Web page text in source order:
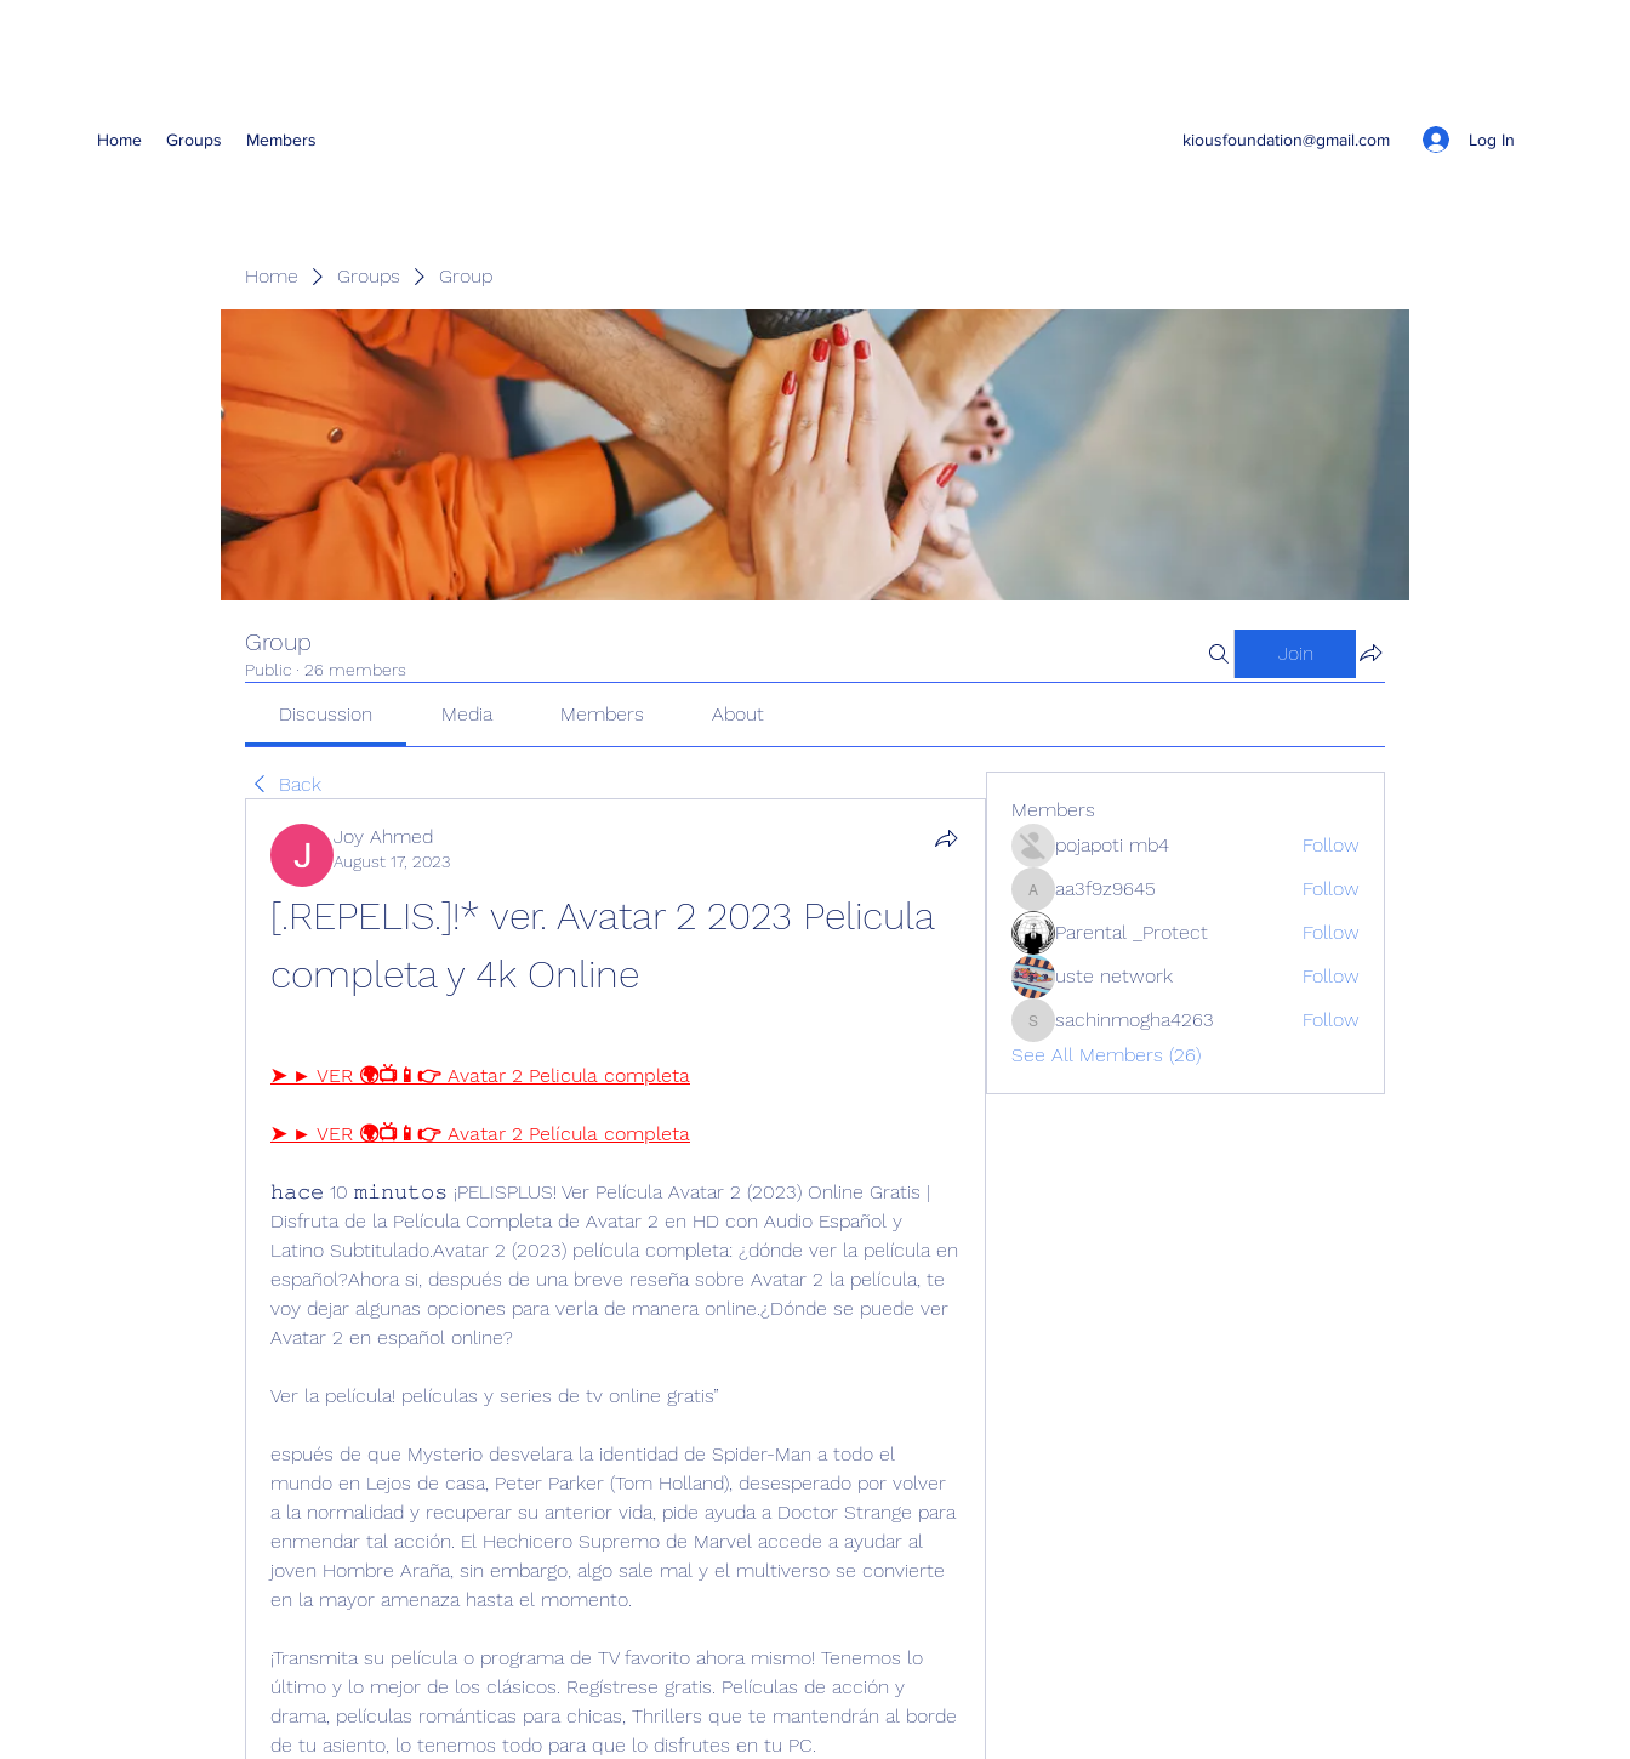
Home Groups Members kiousfoundation@gmail.com Log In
Home Groups Group
Group
Public · 26 members
Join
Discussion Media Members About
Back
Joy Ahmed
August 17, 2023
[.REPELIS.]!* ver. Avatar 2 2023 Pelicula
completa y 4k Online
➤ ► VER 🌍📺📱👉 Avatar 2 Pelicula completa
➤ ► VER 🌍📺📱👉 Avatar 2 Película completa
𝚑𝚊𝚌𝚎 10 𝚖𝚒𝚗𝚞𝚝𝚘𝚜 ¡PELISPLUS! Ver Película Avatar 2 (2023) Online Gratis |
Disfruta de la Película Completa de Avatar 2 en HD con Audio Español y
Latino Subtitulado.Avatar 2 (2023) película completa: ¿dónde ver la película en
español?Ahora si, después de una breve reseña sobre Avatar 2 la película, te
voy dejar algunas opciones para verla de manera online.¿Dónde se puede ver
Avatar 2 en español online?
Ver la película! películas y series de tv online gratis”
espués de que Mysterio desvelara la identidad de Spider-Man a todo el
mundo en Lejos de casa, Peter Parker (Tom Holland), desesperado por volver
a la normalidad y recuperar su anterior vida, pide ayuda a Doctor Strange para
enmendar tal acción. El Hechicero Supremo de Marvel accede a ayudar al
joven Hombre Araña, sin embargo, algo sale mal y el multiverso se convierte
en la mayor amenaza hasta el momento.
¡Transmita su película o programa de TV favorito ahora mismo! Tenemos lo
último y lo mejor de los clásicos. Regístrese gratis. Películas de acción y
drama, películas románticas para chicas, Thrillers que te mantendrán al borde
de tu asiento, lo tenemos todo para que lo disfrutes en tu PC.
Members
pojapoti mb4
Follow
aa3f9z9645
aa3f9z9645
Follow
Parental _Protect
Follow
uste network
Follow
sachinmogha4263
sachinmogha4263
Follow
See All Members (26)